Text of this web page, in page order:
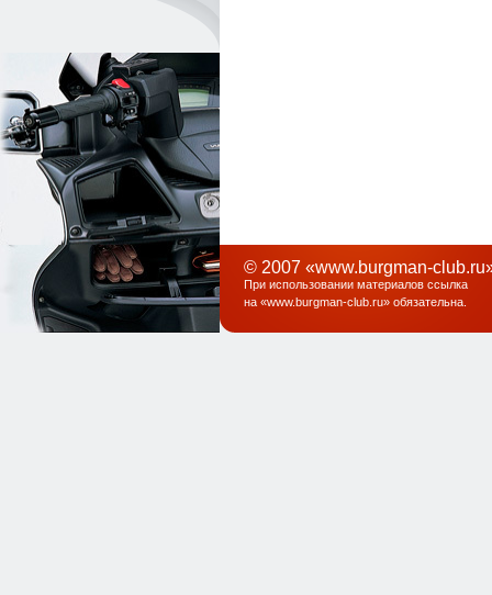
© 2007 «www.burgman-
При использовании материалов ссылка
на «www.burgman-club.ru» обязательна